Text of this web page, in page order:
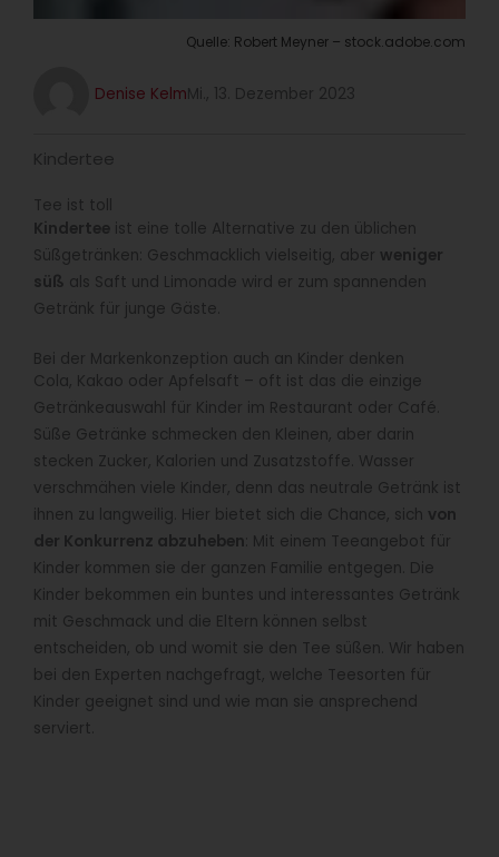
Quelle: Robert Meyner – stock.adobe.com
Denise KelmMi., 13. Dezember 2023
Kindertee
Tee ist toll
Kindertee ist eine tolle Alternative zu den üblichen
Süßgetränken: Geschmacklich vielseitig, aber weniger
süß als Saft und Limonade wird er zum spannenden
Getränk für junge Gäste.
Bei der Markenkonzeption auch an Kinder denken
Cola, Kakao oder Apfelsaft – oft ist das die einzige
Getränkeauswahl für Kinder im Restaurant oder Café.
Süße Getränke schmecken den Kleinen, aber darin
stecken Zucker, Kalorien und Zusatzstoffe. Wasser
verschmähen viele Kinder, denn das neutrale Getränk ist
ihnen zu langweilig. Hier bietet sich die Chance, sich von
der Konkurrenz abzuheben : Mit einem Teeangebot für
Kinder kommen sie der ganzen Familie entgegen. Die
Kinder bekommen ein buntes und interessantes Getränk
mit Geschmack und die Eltern können selbst
entscheiden, ob und womit sie den Tee süßen. Wir haben
bei den Experten nachgefragt, welche Teesorten für
Kinder geeignet sind und wie man sie ansprechend
serviert.